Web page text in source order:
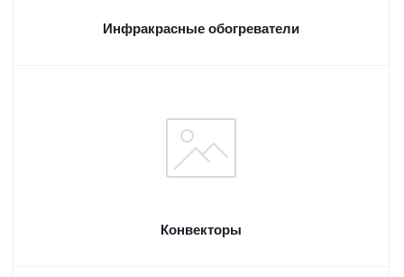
Инфракрасные обогреватели
Конвекторы